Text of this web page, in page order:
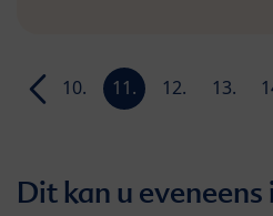
9.
10.
11.
12.
13.
Dit kan u